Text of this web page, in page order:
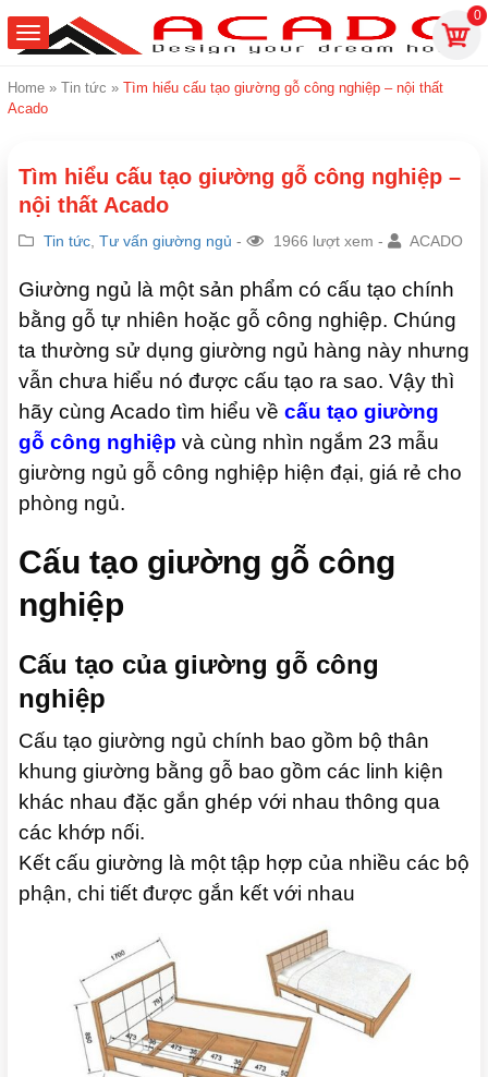
0
Home » Tin tức » Tìm hiểu cấu tạo giường gỗ công nghiệp – nội thất
Acado
Tìm hiểu cấu tạo giường gỗ công nghiệp –
nội thất Acado
Tin tức Tư vấn giường ngủ - 1966 lượt xem - ACADO
Giường ngủ là một sản phẩm có cấu tạo chính
bằng gỗ tự nhiên hoặc gỗ công nghiệp. Chúng
ta thường sử dụng giường ngủ hàng này nhưng
vẫn chưa hiểu nó được cấu tạo ra sao. Vậy thì
hãy cùng Acado tìm hiểu về cấu tạo giường
gỗ công nghiệp và cùng nhìn ngắm 23 mẫu
giường ngủ gỗ công nghiệp hiện đại, giá rẻ cho
phòng ngủ.
Cấu tạo giường gỗ công
nghiệp
Cấu tạo của giường gỗ công
nghiệp
Cấu tạo giường ngủ chính bao gồm bộ thân
khung giường bằng gỗ bao gồm các linh kiện
khác nhau đặc gắn ghép với nhau thông qua
các khớp nối.
Kết cấu giường là một tập hợp của nhiều các bộ
phận, chi tiết được gắn kết với nhau